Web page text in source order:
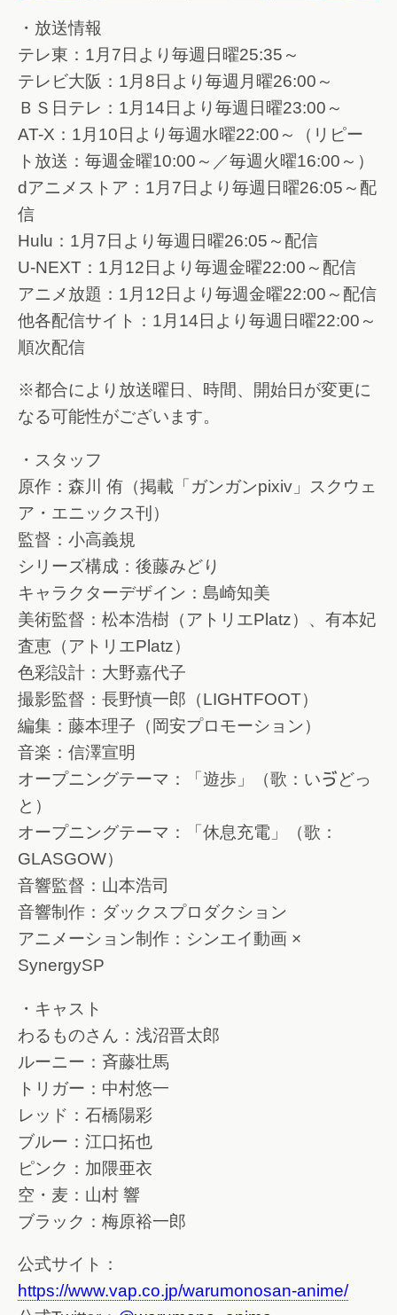
・放送情報
テレ東：1月7日より毎週日曜25:35～
テレビ大阪：1月8日より毎週月曜26:00～
ＢＳ日テレ：1月14日より毎週日曜23:00～
AT-X：1月10日より毎週水曜22:00～（リピー
ト放送：毎週金曜10:00～／毎週火曜16:00～）
dアニメストア：1月7日より毎週日曜26:05～配
信
Hulu：1月7日より毎週日曜26:05～配信
U-NEXT：1月12日より毎週金曜22:00～配信
アニメ放題：1月12日より毎週金曜22:00～配信
他各配信サイト：1月14日より毎週日曜22:00～
順次配信
※都合により放送曜日、時間、開始日が変更に
なる可能性がございます。
・スタッフ
原作：森川 侑（掲載「ガンガンpixiv」スクウェ
ア・エニックス刊）
監督：小高義規
シリーズ構成：後藤みどり
キャラクターデザイン：島崎知美
美術監督：松本浩樹（アトリエPlatz）、有本妃
査恵（アトリエPlatz）
色彩設計：大野嘉代子
撮影監督：長野慎一郎（LIGHTFOOT）
編集：藤本理子（岡安プロモーション）
音楽：信澤宣明
オープニングテーマ：「遊歩」（歌：いゔどっ
と）
オープニングテーマ：「休息充電」（歌：
GLASGOW）
音響監督：山本浩司
音響制作：ダックスプロダクション
アニメーション制作：シンエイ動画 ×
SynergySP
・キャスト
わるものさん：浅沼晋太郎
ルーニー：斉藤壮馬
トリガー：中村悠一
レッド：石橋陽彩
ブルー：江口拓也
ピンク：加隈亜衣
空・麦：山村 響
ブラック：梅原裕一郎
公式サイト：
https://www.vap.co.jp/warumonosan-anime/